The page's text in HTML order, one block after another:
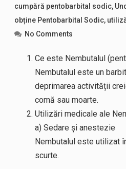
cumpără pentobarbital sodic,
obține Pentobarbital Sodic,
No Comments
Ce este Nembutalul
Nembutalul este un
deprimarea activității
comă sau moarte.
Utilizări medicale ale
a) Sedare și anestezie
Nembutalul este utilizat
scurte.